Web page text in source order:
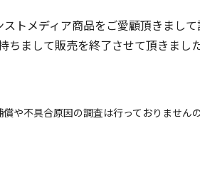
トメディア商品をご愛顧頂きまして
ちまして販売を終了させて頂きまし
や不具合原因の調査は行っておりません